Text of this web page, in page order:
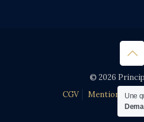
© 2026
CGV
Mentions Une